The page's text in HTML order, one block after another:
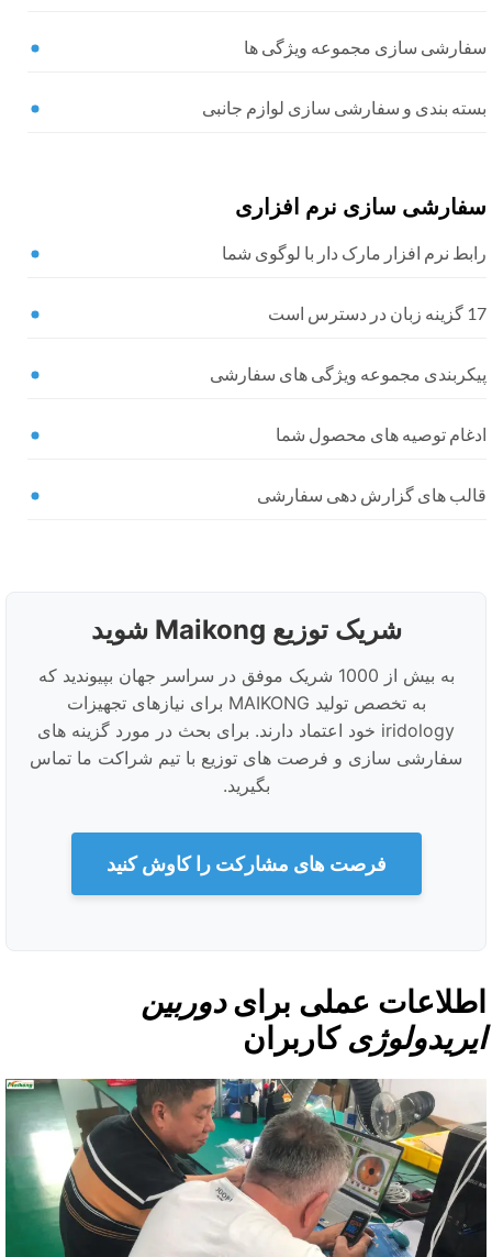
سازی مجموعه ویژگی ها
بندی و سفارشی سازی لوازم جانبی
سازی نرم افزاری
نرم افزار مارک دار با لوگوی شما
دسترس است
مجموعه ویژگی های سفارشی
توصیه های محصول شما
های گزارش دهی سفارشی
شریک توزیع Maikong شوید
به بیش از 1000 شریک موفق در سراسر جهان بپیوندید که
به تخصص تولید MAIKONG برای نیازهای تجهیزات
iridology خود اعتماد دارند. برای بحث در مورد گزینه های
سفارشی سازی و فرصت های توزیع با تیم شراکت ما تماس
بگیرید.
فرصت های مشارکت را کاوش کنید
عملی برایدوربین
کاربران